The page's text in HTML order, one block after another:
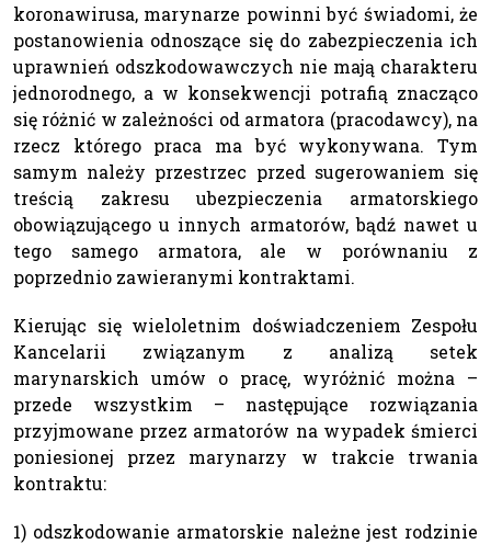
koronawirusa, marynarze powinni być świadomi, że
postanowienia odnoszące się do zabezpieczenia ich
uprawnień odszkodowawczych nie mają charakteru
jednorodnego, a w konsekwencji potrafią znacząco
się różnić w zależności od armatora (pracodawcy), na
rzecz którego praca ma być wykonywana. Tym
samym należy przestrzec przed sugerowaniem się
treścią zakresu ubezpieczenia armatorskiego
obowiązującego u innych armatorów, bądź nawet u
tego samego armatora, ale w porównaniu z
poprzednio zawieranymi kontraktami.
Kierując się wieloletnim doświadczeniem Zespołu
Kancelarii związanym z analizą setek
marynarskich umów o pracę, wyróżnić można –
przede wszystkim – następujące rozwiązania
przyjmowane przez armatorów na wypadek śmierci
poniesionej przez marynarzy w trakcie trwania
kontraktu:
1) odszkodowanie armatorskie należne jest rodzinie